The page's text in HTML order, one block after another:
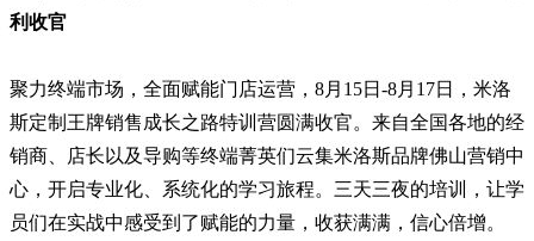
利收官
聚力终端市场，全面赋能门店运营，8月15日-8月17日，米洛
斯定制王牌销售成长之路特训营圆满收官。来自全国各地的经
销商、店长以及导购等终端菁英们云集米洛斯品牌佛山营销中
心，开启专业化、系统化的学习旅程。三天三夜的培训，让学
员们在实战中感受到了赋能的力量，收获满满，信心倍增。